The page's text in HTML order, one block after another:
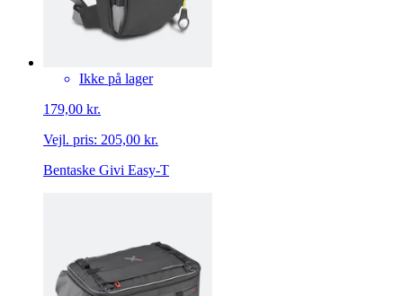
Ikke på lager
179,00 kr.
Vejl. pris: 205,00 kr.
Bentaske Givi Easy-T